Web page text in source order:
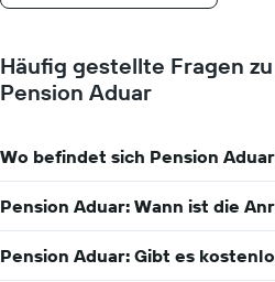
Häufig gestellte Fragen
Pension Aduar
Wo befindet sich Pension
Pension Aduar: Wann ist die
Pension Aduar: Gibt es